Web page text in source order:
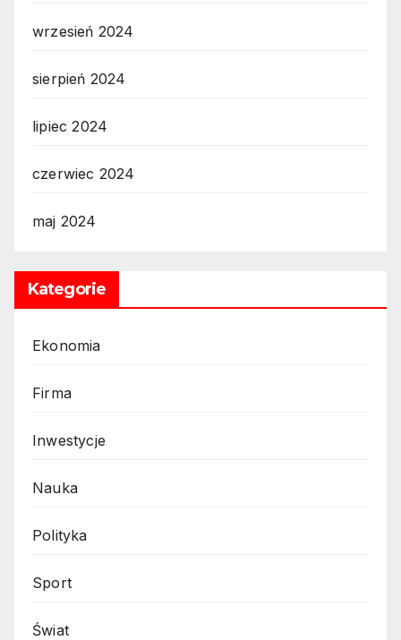
wrzesień 2024
sierpień 2024
lipiec 2024
czerwiec 2024
maj 2024
Kategorie
Ekonomia
Firma
Inwestycje
Nauka
Polityka
Sport
Świat